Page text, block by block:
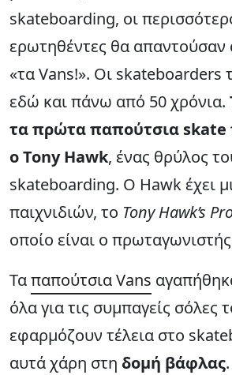
skateboarding, οι
ερωτηθέντες θα
«τα Vans!». Οι skateboarders
εδώ και πάνω από 50 χρόνια.
τα πρώτα παπούτσια
ο Tony Hawk, ένας θρύλος
skateboarding. Ο Hawk έχει
παιχνιδιών, το Tony Hawk’s
οποίο είναι ο
Ταπαπούτσια Vans
όλα για τις συμπαγείς σόλες
εφαρμόζουν τέλεια στο
αυτά χάρη στη δομή βάφλας